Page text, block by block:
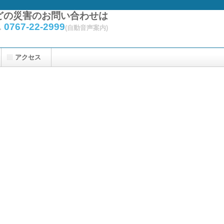
の災害のお問い合わせは
0767-22-2999(自動音声案内)
アクセス